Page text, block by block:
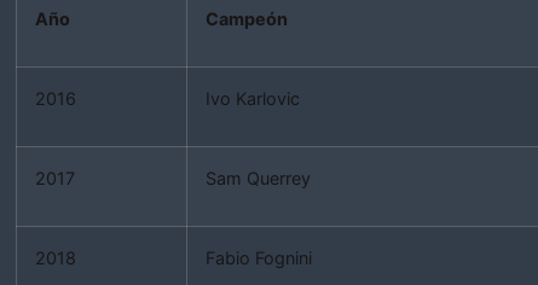
Año Campeón
2016 Ivo Karlovic
2017 Sam Querrey
2018 Fabio Fognini